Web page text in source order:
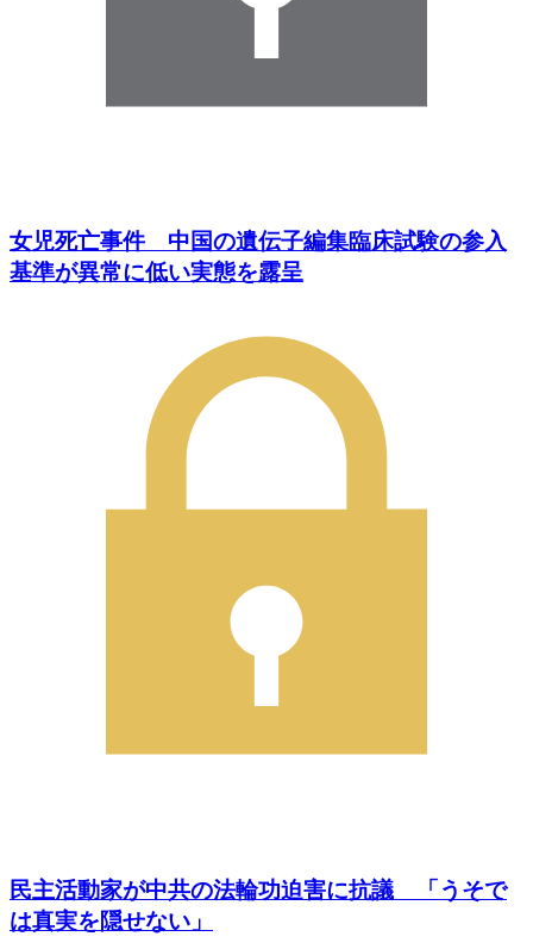
女児死亡事件 中国の遺伝子編集臨床試験の参入
基準が異常に低い実態を露呈
民主活動家が中共の法輪功迫害に抗議 「うそで
は真実を隠せない」